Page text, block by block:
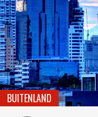
BUITENLAND